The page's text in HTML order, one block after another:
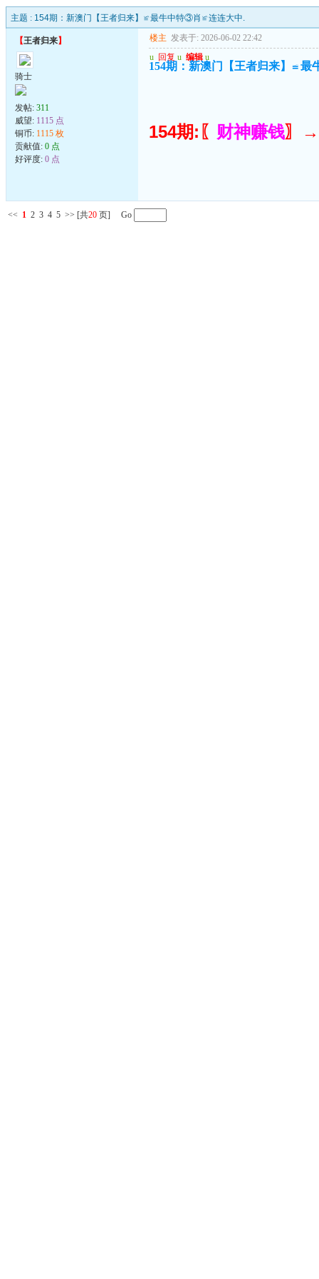
主题 : 154期：新澳门【王者归来】≌最牛中特③肖≌连连大中.
【王者归来】
骑士
发帖: 311
威望: 1115 点
铜币: 1115 枚
贡献值: 0 点
好评度: 0 点
楼主 发表于: 2026-06-02 22:42
u 回复 u 编辑 u
154期：新澳门【王者归来】≌
154期:〖 财神赚钱〗→
<< 1 2 3 4 5 >> [共20 页] Go